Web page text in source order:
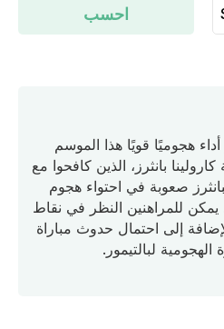
احسب
هجوميًا قويًا هذا الموسم
بانثرز، الذين كافحوا مع
صعوبة في احتواء هجوم
يمكن للمراهنين النظر في نقاط
إلى احتمال حدوث مباراة
لبالتيمور.